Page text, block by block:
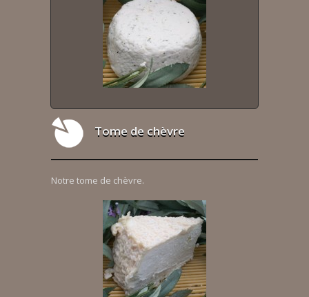
Tome de chèvre
Notre tome de chèvre.